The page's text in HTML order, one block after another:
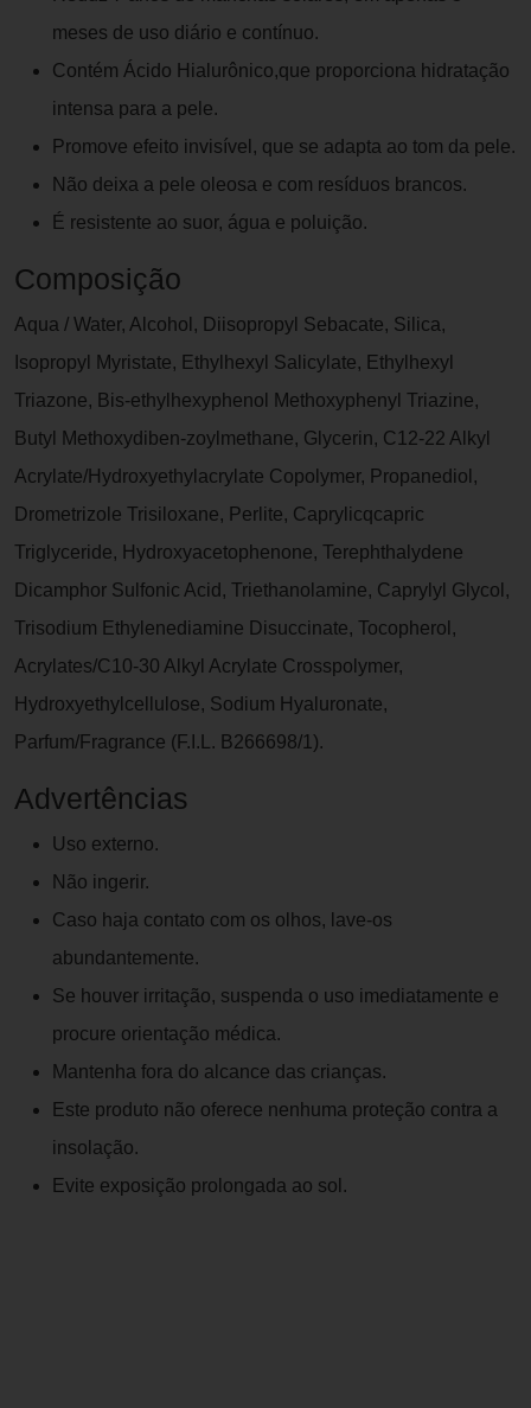
meses de uso diário e contínuo.
Contém Ácido Hialurônico,que proporciona hidratação
intensa para a pele.
Promove efeito invisível, que se adapta ao tom da pele.
Não deixa a pele oleosa e com resíduos brancos.
É resistente ao suor, água e poluição.
Composição
Aqua / Water, Alcohol, Diisopropyl Sebacate, Silica,
Isopropyl Myristate, Ethylhexyl Salicylate, Ethylhexyl
Triazone, Bis-ethylhexyphenol Methoxyphenyl Triazine,
Butyl Methoxydiben-zoylmethane, Glycerin, C12-22 Alkyl
Acrylate/Hydroxyethylacrylate Copolymer, Propanediol,
Drometrizole Trisiloxane, Perlite, Caprylicqcapric
Triglyceride, Hydroxyacetophenone, Terephthalydene
Dicamphor Sulfonic Acid, Triethanolamine, Caprylyl Glycol,
Trisodium Ethylenediamine Disuccinate, Tocopherol,
Acrylates/C10-30 Alkyl Acrylate Crosspolymer,
Hydroxyethylcellulose, Sodium Hyaluronate,
Parfum/Fragrance (F.I.L. B266698/1).
Advertências
Uso externo.
Não ingerir.
Caso haja contato com os olhos, lave-os
abundantemente.
Se houver irritação, suspenda o uso imediatamente e
procure orientação médica.
Mantenha fora do alcance das crianças.
Este produto não oferece nenhuma proteção contra a
insolação.
Evite exposição prolongada ao sol.